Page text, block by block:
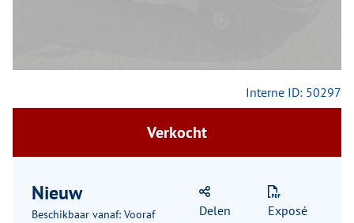
Interne ID: 50297
Verkocht
Nieuw
Beschikbaar vanaf: Vooraf
Delen Exposé